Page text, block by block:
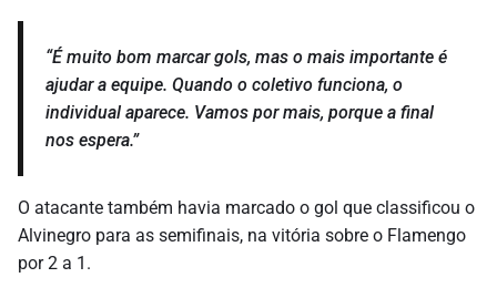
“É muito bom marcar gols, mas o mais importante é
ajudar a equipe. Quando o coletivo funciona, o
individual aparece. Vamos por mais, porque a final
nos espera.”
O atacante também havia marcado o gol que classificou o
Alvinegro para as semifinais, na vitória sobre o Flamengo
por 2 a 1.